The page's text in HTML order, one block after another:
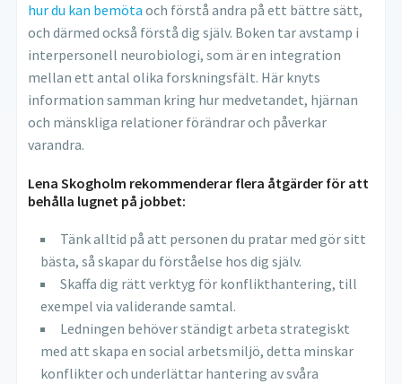
hur du kan bemöta och förstå andra på ett bättre sätt,
och därmed också förstå dig själv. Boken tar avstamp i
interpersonell neurobiologi, som är en integration
mellan ett antal olika forskningsfält. Här knyts
information samman kring hur medvetandet, hjärnan
och mänskliga relationer förändrar och påverkar
varandra.
Lena Skogholm rekommenderar flera åtgärder för att
behålla lugnet på jobbet:
Tänk alltid på att personen du pratar med gör sitt
bästa, så skapar du förståelse hos dig själv.
Skaffa dig rätt verktyg för konflikthantering, till
exempel via validerande samtal.
Ledningen behöver ständigt arbeta strategiskt
med att skapa en social arbetsmiljö, detta minskar
konflikter och underlättar hantering av svåra